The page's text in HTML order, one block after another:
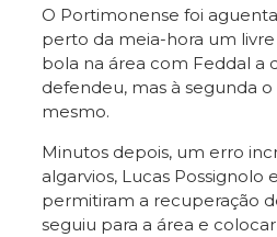
O Portimonense foi
perto da meia-hora um
bola na área com Feddal a
defendeu, mas à segunda
mesmo.
Minutos depois, um erro
algarvios, Lucas Possignolo
permitiram a recuperação
seguiu para a área e